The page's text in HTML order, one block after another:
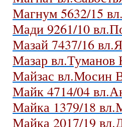
Магнум 5632/15
Мади 9261/10
Мазай 7437/16
Мазар вл.Туманов
Майзас вл.Мосин
Майк 4714/04
Майка 1379/18
Майка 2017/19